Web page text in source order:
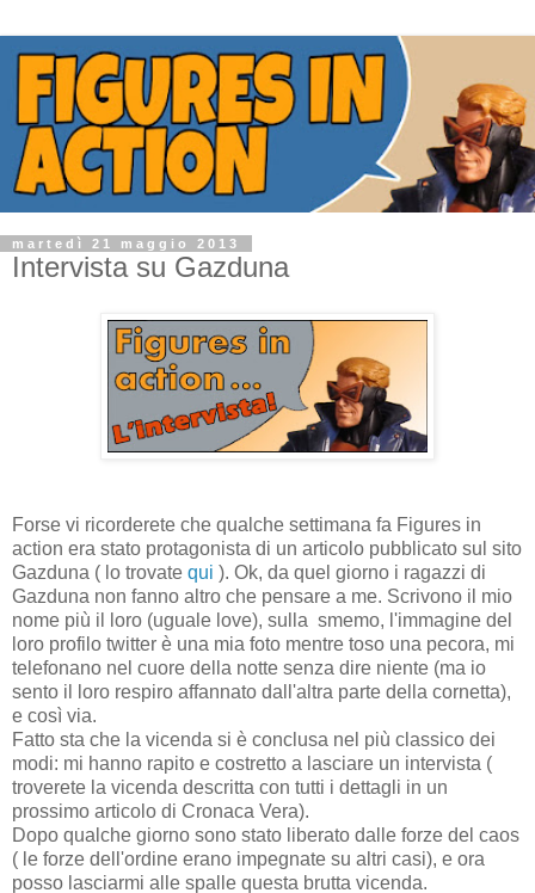
martedì 21 maggio 2013
Intervista su Gazduna
Forse vi ricorderete che qualche settimana fa Figures in
action era stato protagonista di un articolo pubblicato sul sito
Gazduna ( lo trovate qui ). Ok, da quel giorno i ragazzi di
Gazduna non fanno altro che pensare a me. Scrivono il mio
nome più il loro (uguale love), sulla smemo, l'immagine del
loro profilo twitter è una mia foto mentre toso una pecora, mi
telefonano nel cuore della notte senza dire niente (ma io
sento il loro respiro affannato dall'altra parte della cornetta),
e così via.
Fatto sta che la vicenda si è conclusa nel più classico dei
modi: mi hanno rapito e costretto a lasciare un intervista (
troverete la vicenda descritta con tutti i dettagli in un
prossimo articolo di Cronaca Vera).
Dopo qualche giorno sono stato liberato dalle forze del caos
( le forze dell'ordine erano impegnate su altri casi), e ora
posso lasciarmi alle spalle questa brutta vicenda.